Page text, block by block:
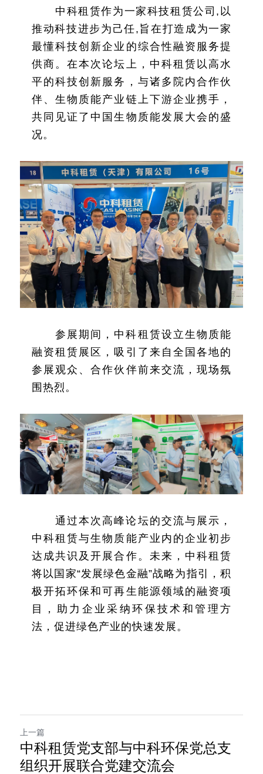
中科租赁作为一家科技租赁公司,以
推动科技进步为己任,旨在打造成为一家
最懂科技创新企业的综合性融资服务提
供商。在本次论坛上，中科租赁以高水
平的科技创新服务，与诸多院内合作伙
伴、生物质能产业链上下游企业携手，
共同见证了中国生物质能发展大会的盛
况。
参展期间，中科租赁设立生物质能
融资租赁展区，吸引了来自全国各地的
参展观众、合作伙伴前来交流，现场氛
围热烈。
通过本次高峰论坛的交流与展示，
中科租赁与生物质能产业内的企业初步
达成共识及开展合作。未来，中科租赁
将以国家“发展绿色金融”战略为指引，积
极开拓环保和可再生能源领域的融资项
目，助力企业采纳环保技术和管理方
法，促进绿色产业的快速发展。
上一篇
中科租赁党支部与中科环保党总支
组织开展联合党建交流会